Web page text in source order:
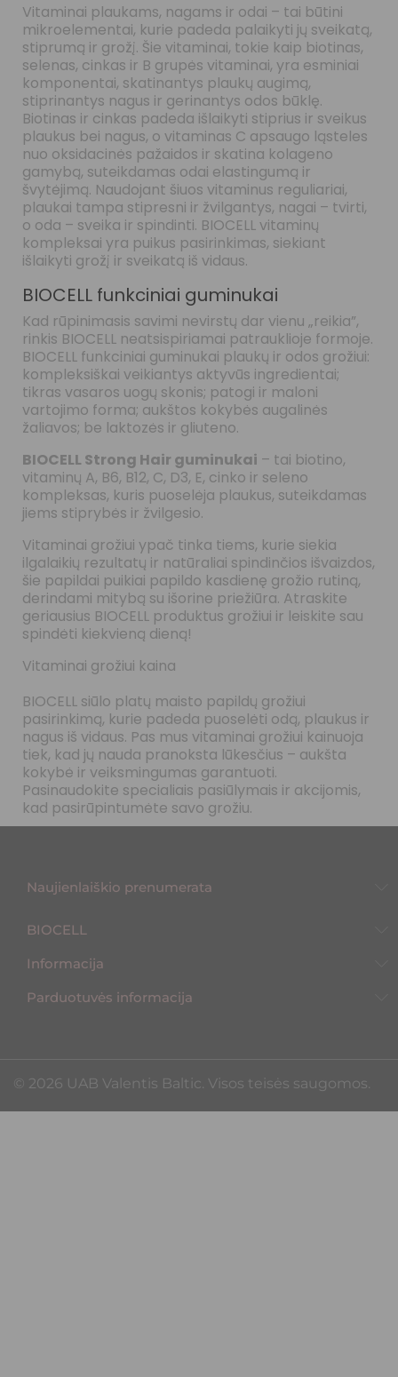
Vitaminai plaukams, nagams ir odai – tai būtini
mikroelementai, kurie padeda palaikyti jų sveikatą,
stiprumą ir grožį. Šie vitaminai, tokie kaip biotinas,
selenas, cinkas ir B grupės vitaminai, yra esminiai
komponentai, skatinantys plaukų augimą,
stiprinantys nagus ir gerinantys odos būklę.
Biotinas ir cinkas padeda išlaikyti stiprius ir sveikus
plaukus bei nagus, o vitaminas C apsaugo ląsteles
nuo oksidacinės pažaidos ir skatina kolageno
gamybą, suteikdamas odai elastingumą ir
švytėjimą. Naudojant šiuos vitaminus reguliariai,
plaukai tampa stipresni ir žvilgantys, nagai – tvirti,
o oda – sveika ir spindinti. BIOCELL vitaminų
kompleksai yra puikus pasirinkimas, siekiant
išlaikyti grožį ir sveikatą iš vidaus.
BIOCELL funkciniai guminukai
Kad rūpinimasis savimi nevirstų dar vienu „reikia”,
rinkis BIOCELL neatsispiriamai patrauklioje formoje.
BIOCELL funkciniai guminukai plaukų ir odos grožiui:
kompleksiškai veikiantys aktyvūs ingredientai;
tikras vasaros uogų skonis; patogi ir maloni
vartojimo forma; aukštos kokybės augalinės
žaliavos; be laktozės ir gliuteno.
BIOCELL Strong Hair guminukai – tai biotino,
vitaminų A, B6, B12, C, D3, E, cinko ir seleno
kompleksas, kuris puoselėja plaukus, suteikdamas
jiems stiprybės ir žvilgesio.
Vitaminai grožiui ypač tinka tiems, kurie siekia
ilgalaikių rezultatų ir natūraliai spindinčios išvaizdos,
šie papildai puikiai papildo kasdienę grožio rutiną,
derindami mitybą su išorine priežiūra. Atraskite
geriausius BIOCELL produktus grožiui ir leiskite sau
spindėti kiekvieną dieną!
Vitaminai grožiui kaina
BIOCELL siūlo platų maisto papildų grožiui
pasirinkimą, kurie padeda puoselėti odą, plaukus ir
nagus iš vidaus. Pas mus vitaminai grožiui kainuoja
tiek, kad jų nauda pranoksta lūkesčius – aukšta
kokybė ir veiksmingumas garantuoti.
Pasinaudokite specialiais pasiūlymais ir akcijomis,
kad pasirūpintumėte savo grožiu.
Naujienlaiškio prenumerata
BIOCELL
Informacija
Parduotuvės informacija
©️ 2026 UAB Valentis Baltic. Visos teisės saugomos.